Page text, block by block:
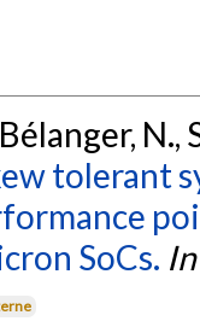
Bélanger,
tolerant
SoCs.